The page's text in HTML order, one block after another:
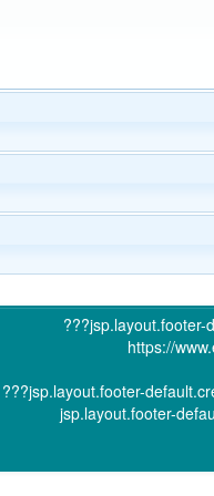
???jsp.layout.footer-
https://
???jsp.layout.footer-
jsp.layout.footer-